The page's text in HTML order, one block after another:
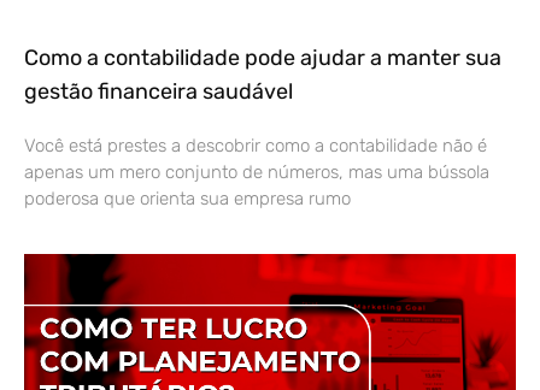
Como a contabilidade pode ajudar a manter sua
gestão financeira saudável
Você está prestes a descobrir como a contabilidade não é
apenas um mero conjunto de números, mas uma bússola
poderosa que orienta sua empresa rumo